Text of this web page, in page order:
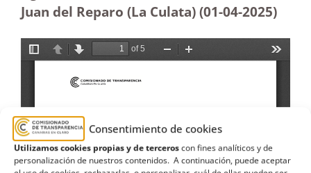
Consentimiento de cookies
Utilizamos cookies propias y de terceroscon fines analíticos y de
personalización de nuestros contenidos. A continuación, puede aceptar
Juan del Reparo (La Culata) (01-04-2025)